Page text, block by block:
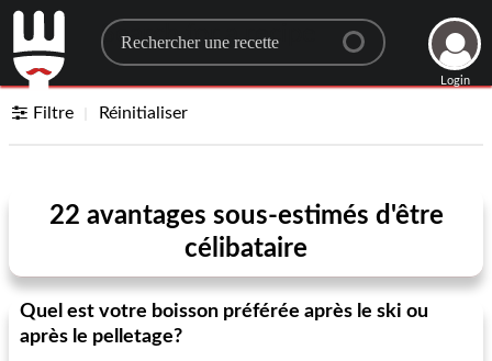
Search for a recipe
Login
Filtre Réinitialiser
22 avantages sous-estimés d'être
célibataire
Quel est votre boisson préférée après le ski ou
après le pelletage?